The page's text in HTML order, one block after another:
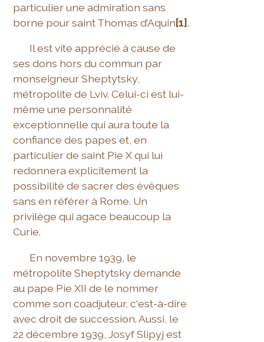
particulier une admiration sans
borne pour saint Thomas d’Aquin[1].
Il est vite apprécié à cause de
ses dons hors du commun par
monseigneur Sheptytsky,
métropolite de Lviv. Celui-ci est lui-
même une personnalité
exceptionnelle qui aura toute la
confiance des papes et, en
particulier de saint Pie X qui lui
redonnera explicitement la
possibilité de sacrer des évêques
sans en référer à Rome. Un
privilège qui agace beaucoup la
Curie.
En novembre 1939, le
métropolite Sheptytsky demande
au pape Pie XII de le nommer
comme son coadjuteur, c‘est-à-dire
avec droit de succession. Aussi, le
22 décembre 1939, Josyf Slipyj est